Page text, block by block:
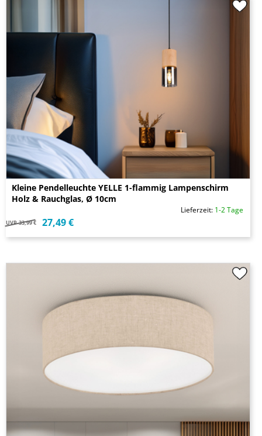
Kleine Pendelleuchte YELLE 1-flammig Lampenschirm
Holz & Rauchglas, Ø 10cm
Lieferzeit: 1-2 Tage
UVP 33,99 € 27,49 €